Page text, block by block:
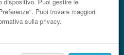
Puoi trovare maggiori
sulla privacy.